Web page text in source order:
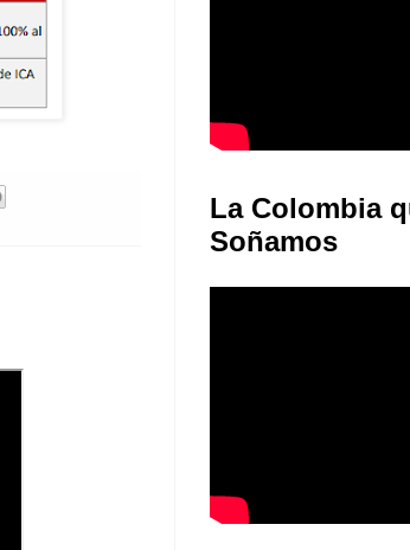
La Colombia
Soñamos